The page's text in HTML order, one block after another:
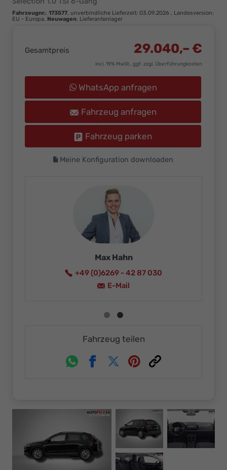
Ihr
Innovatives
Fahrzeugnr.: 173577 , unverbindliche Lieferzeit: 03.09.2026 , Landesversion:
EU - Europa, Neuwagen , Lieferantenlager
Gesamtpreis 29.040,– €
incl. 19% MwSt., ggf. zzgl. Überführungkosten
WhatsApp anfragen
Fahrzeug anfragen
Fahrzeug parken
Meine Konfiguration downloaden
Max Hahn
+49 (0)6269 - 42 87 030
E-Mail
Fahrzeug teilen
WhatsappFacebookTwitterPinterest
Link